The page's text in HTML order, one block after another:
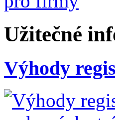
Užitečné
Výhody